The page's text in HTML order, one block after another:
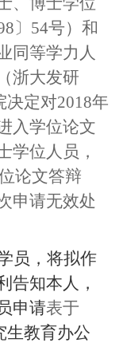
〕 54号） 和
同等学力人
浙大发研
决定对2018年
入学位论文
学位人员，
论文答辩
申请无效处
员，将拟作
告知本人，
申请表于
生教育办公